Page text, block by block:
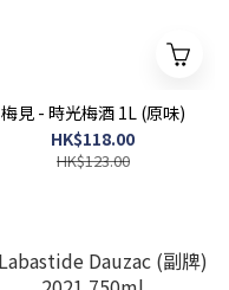
梅見 - 時光梅酒 1L (原味)
HK$118.00
HK$123.00